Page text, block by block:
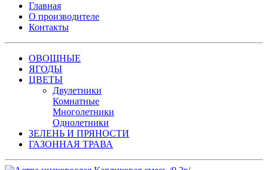
Главная
О производителе
Контакты
ОВОЩНЫЕ
ЯГОДЫ
ЦВЕТЫ
Двулетники
Комнатные
Многолетники
Однолетники
ЗЕЛЕНЬ И ПРЯНОСТИ
ГАЗОННАЯ ТРАВА